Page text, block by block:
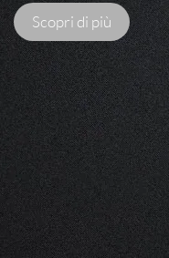
Scopri di più